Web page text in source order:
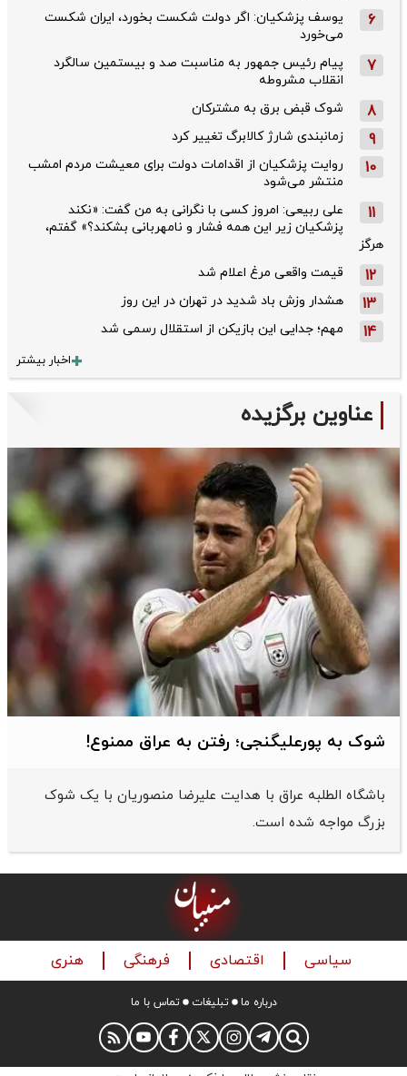
6
یوسف پزشکیان: اگر دولت شکست بخورد، ایران شکست
می‌خورد
7
پیام رئیس جمهور به مناسبت صد و بیستمین سالگرد
انقلاب مشروطه
8 شوک قبض برق به مشترکان
9 زمانبندی شارژ کالابرگ تغییر کرد
10
روایت پزشکیان از اقدامات دولت برای معیشت مردم امشب
منتشر می‌شود
11
علی ربیعی: امروز کسی با نگرانی به من گفت: «نکند
پزشکیان زیر این همه فشار و نامهربانی بشکند؟» گفتم،
هرگز
12 قیمت واقعی مرغ اعلام شد
13 هشدار وزش باد شدید در تهران در این روز
14 مهم؛ جدایی این بازیکن از استقلال رسمی شد
اخبار بیشتر
عناوین برگزیده
شوک به پورعلیگنجی؛ رفتن به عراق ممنوع!
باشگاه الطلبه عراق با هدایت علیرضا منصوریان با یک شوک
بزرگ مواجه شده است.
سیاسی اقتصادی فرهنگی هنری
درباره ما تبلیغات تماس با ما